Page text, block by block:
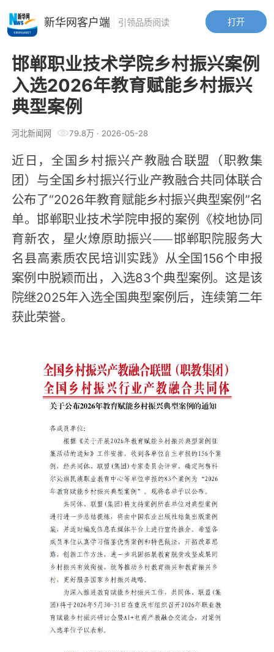
邯郸职业技术学院乡村振兴案例
入选2026年教育赋能乡村振兴
典型案例
河北新闻网 79.8万· 2026-05-28
近日，全国乡村振兴产教融合联盟（职教集
团）与全国乡村振兴行业产教融合共同体联合
公布了“2026年教育赋能乡村振兴典型案例”名
单。邯郸职业技术学院申报的案例《校地协同
育新农，星火燎原助振兴——邯郸职院服务大
名县高素质农民培训实践》从全国156个申报
案例中脱颖而出，入选83个典型案例。这是该
院继2025年入选全国典型案例后，连续第二年
获此荣誉。
打开
新华网客户端 引领品质阅读